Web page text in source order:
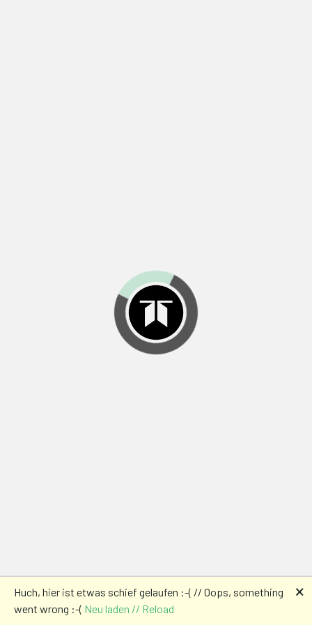
Huch, hier ist etwas schief gelaufen :-( // Oops, something
went wrong :-( Neu laden // Reload
🗙